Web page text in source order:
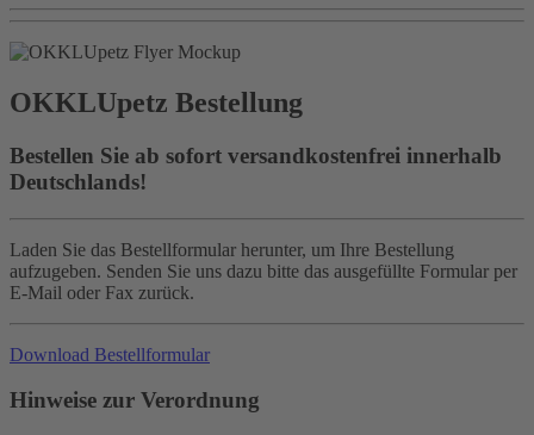
OKKLUpetz Bestellung
Bestellen Sie ab sofort versandkostenfrei innerhalb
Deutschlands!
Laden Sie das Bestellformular herunter, um Ihre Bestellung
aufzugeben. Senden Sie uns dazu bitte das ausgefüllte Formular per
E-Mail oder Fax zurück.
Download Bestellformular
Hinweise zur Verordnung